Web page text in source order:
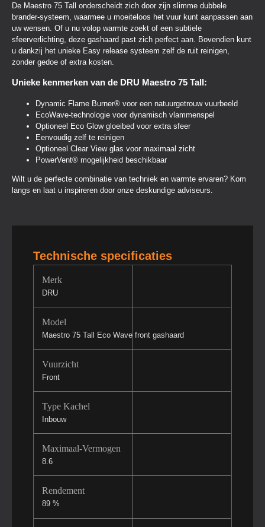
De Maestro 75 Tall onderscheidt zich door zijn slimme dubbele
brander-systeem, waarmee u moeiteloos het vuur kunt aanpassen aan
uw wensen. Of u nu volop warmte zoekt of een subtiele
sfeerverlichting, deze gashaard past zich perfect aan. Bovendien kunt
u dankzij het unieke Easy release systeem zelf de ruit reinigen,
zonder gedoe of extra kosten.
Unieke kenmerken van de DRU Maestro 75 Tall:
Dynamic Flame Burner® voor een natuurgetrouw vuurbeeld
EcoWave-technologie voor dynamisch vlammenspel
Optioneel Eco Glow gloeibed voor extra sfeer
Eenvoudig zelf te reinigen
Optioneel Clear View glas voor maximaal zicht
PowerVent® mogelijkheid beschikbaar
Wilt u de perfecte combinatie van techniek en warmte ervaren? Kom
langs en laat u inspireren door onze deskundige adviseurs.
Technische specificaties
Merk
DRU
Model
Maestro 75 Tall Eco Wave front gashaard
Vuurzicht
Front
Type Kachel
Inbouw
Maximaal-Vermogen
8.6
Rendement
89 %